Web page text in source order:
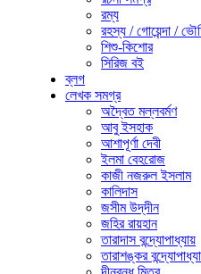
রম্য
রহস্য / গোয়েন্দা /
শিশু-কিশোর
সিরিজ বই
ব্লগ
লেখক সমগ্র
অদ্বৈত মল্লবর্মণ
আবু ইসহাক
আশাপূর্ণা দেবী
ইলমা বেহরোজ
কাজী নজরুল ইসলাম
কালিদাস
জসীম উদ্‌দীন
জহির রায়হান
তারাদাস বন্দ্যোপাধ্যায়
তারাশঙ্কর